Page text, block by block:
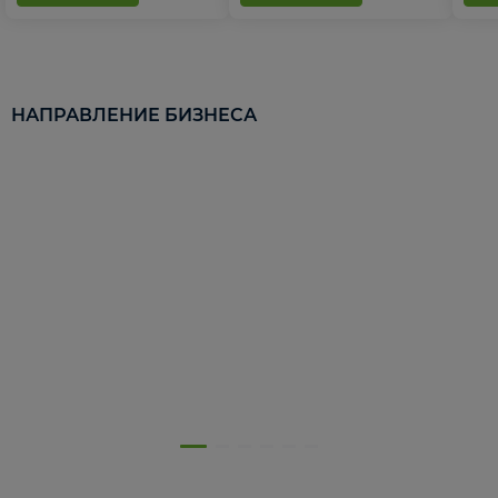
НАПРАВЛЕНИЕ БИЗНЕСА